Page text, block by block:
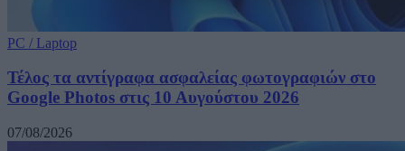
PC / Laptop
Τέλος τα αντίγραφα ασφαλείας φωτογραφιών στο
Google Photos στις 10 Αυγούστου 2026
07/08/2026